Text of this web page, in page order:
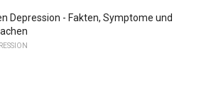
Depression - Fakten, Symptome und